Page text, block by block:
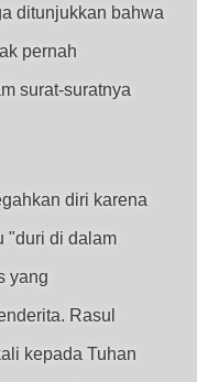
ditunjukkan bahwa
pernah
surat-suratnya
diri karena
"duri di dalam
yang
Rasul
kepada Tuhan